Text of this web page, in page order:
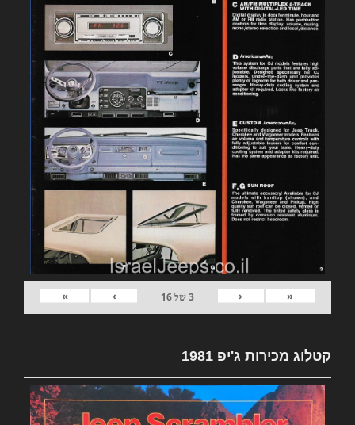
«
‹
3של16
›
»
קטלוג מכירות ג'יפ 1981